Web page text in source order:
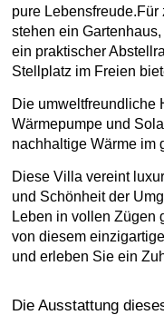
pure
stehen ein
ein praktischer
Stellplatz im Freien
Die umweltfreundliche
Wärmepumpe und
nachhaltige Wärme im
Diese Villa vereint
und Schönheit der
Leben in vollen Zügen
von diesem
und erleben Sie ein
Die Ausstattung